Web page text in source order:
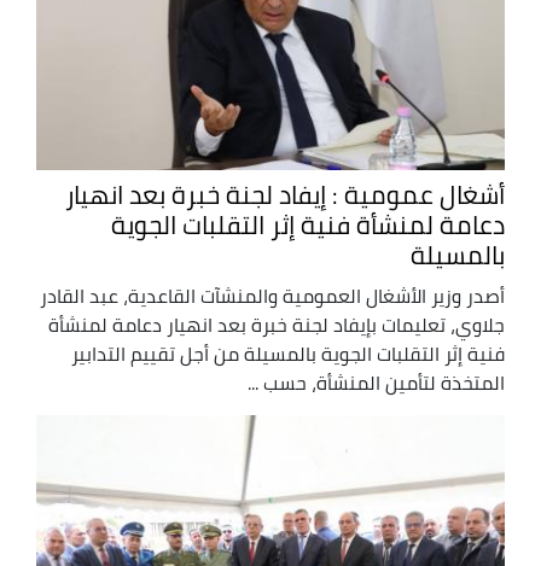
أشغال عمومية : إيفاد لجنة خبرة بعد انهيار
دعامة لمنشأة فنية إثر التقلبات الجوية
بالمسيلة
أصدر وزير الأشغال العمومية والمنشآت القاعدية، عبد القادر
جلاوي، تعليمات بإيفاد لجنة خبرة بعد انهيار دعامة لمنشأة
فنية إثر التقلبات الجوية بالمسيلة من أجل تقييم التدابير
المتخذة لتأمين المنشأة، حسب ...